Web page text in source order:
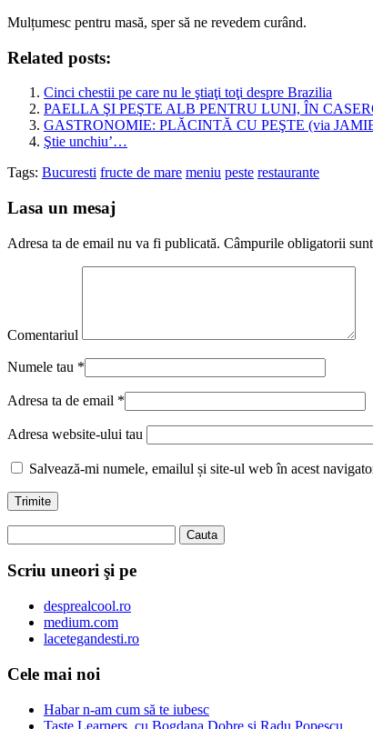
Mulțumesc pentru masă, sper să ne revedem curând.
Related posts:
Cinci chestii pe care nu le ştiaţi toţi despre Brazilia
PAELLA ŞI PEŞTE ALB PENTRU LUNI, ÎN
GASTRONOMIE: PLĂCINTĂ CU PEŞTE (via
Ştie unchiu’…
Tags: Bucuresti fructe de mare meniu peste restaurante
Lasa un mesaj
Adresa ta de email nu va fi publicată. Câmpurile obligatorii
Comentariul
Numele tau *
Adresa ta de email *
Adresa website-ului tau
Salvează-mi numele, emailul și site-ul web în acest
Scriu uneori şi pe
desprealcool.ro
medium.com
lacetegandesti.ro
Cele mai noi
Habar n-am cum să te iubesc
Taste Learners, cu Bogdana Dobre și Radu Popescu